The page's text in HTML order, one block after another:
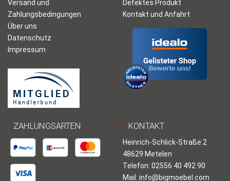
Versand und
Zahlungsbedingungen
Über uns
Datenschutz
Impressum
Defektes Produkt
Kontakt und Anfahrt
ZAHLUNGSARTEN KONTAKT
Heinrich-Schlick-Straße 2
48629 Metelen
Telefon: 02556 40 492 90
Mail: info@bigmoebel.com